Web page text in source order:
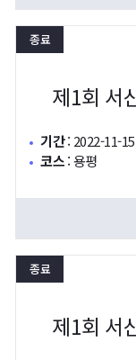
종료
제1회 서
기간: 2022-11-
코스:용평
종료
제1회 서